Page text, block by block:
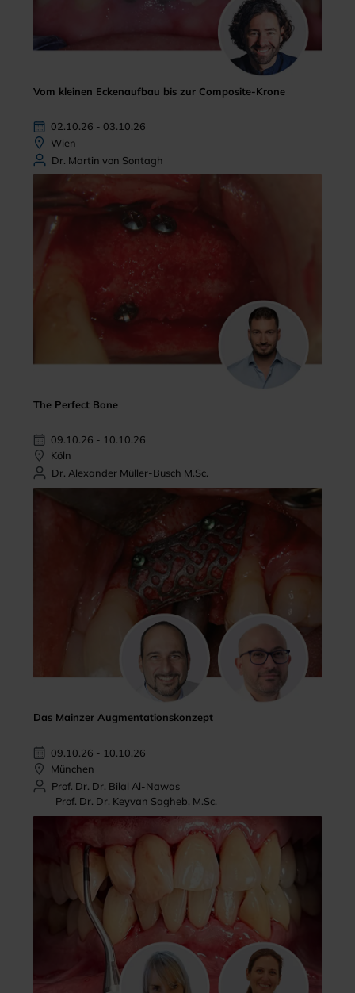
Vom kleinen Eckenaufbau bis zur Composite-Krone
02.10.26 - 03.10.26
Wien
Dr. Martin von Sontagh
The Perfect Bone
09.10.26 - 10.10.26
Köln
Dr. Alexander Müller-Busch M.Sc.
Das Mainzer Augmentationskonzept
09.10.26 - 10.10.26
München
Prof. Dr. Dr. Bilal Al-Nawas
Prof. Dr. Dr. Keyvan Sagheb, M.Sc.